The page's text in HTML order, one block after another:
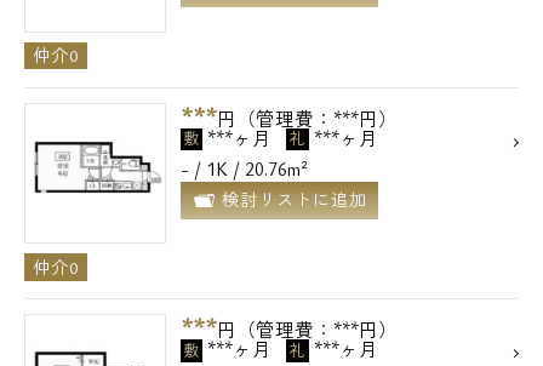
仲介0
***円（管理費：***円）
敷 ***ヶ月 礼 ***ヶ月
- / 1K / 20.76m²
検討リストに追加
仲介0
***円（管理費：***円）
敷 ***ヶ月 礼 ***ヶ月